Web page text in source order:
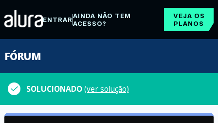
ENTRARAINDA NÃO TEM
ACESSO?
VEJA OS
PLANOS
FÓRUM
SOLUCIONADO(ver solução)